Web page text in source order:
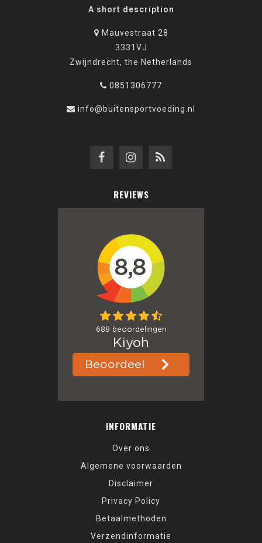
A short description
Mauvestraat 28
3331VJ
Zwijndrecht, the Netherlands
0851306777
info@buitensportvoeding.nl
REVIEWS
INFORMATIE
Over ons
Algemene voorwaarden
Disclaimer
Privacy Policy
Betaalmethoden
Verzendinformatie